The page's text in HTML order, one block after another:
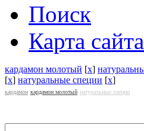
Поиск
Карта сайта
кардамон молотый [x]
[x] натуральные специи [x]
кардамон кардамон молотый натуральные специи